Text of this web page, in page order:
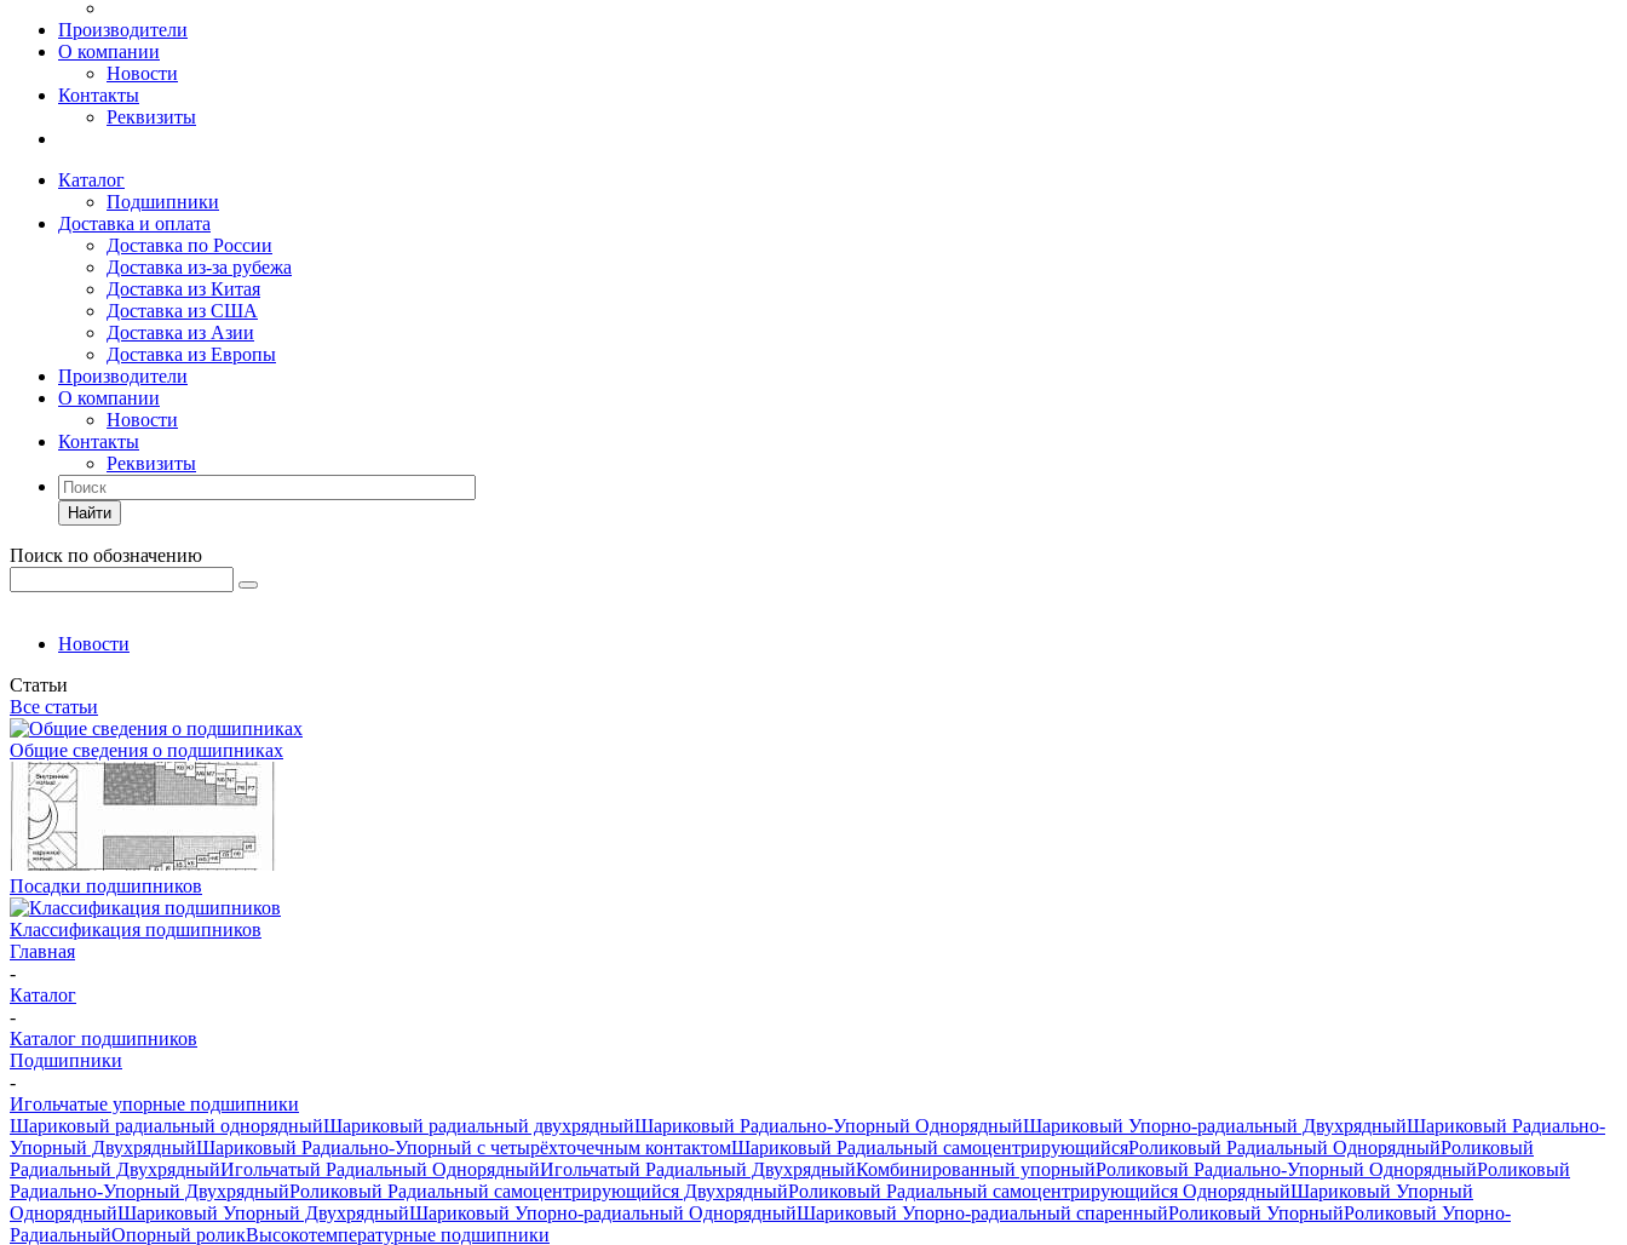
Производители
О компании
Новости
Контакты
Реквизиты
Каталог
Подшипники
Доставка и оплата
Доставка по России
Доставка из-за рубежа
Доставка из Китая
Доставка из США
Доставка из Азии
Доставка из Европы
Производители
О компании
Новости
Контакты
Реквизиты
Найти
Поиск по обозначению
Новости
Статьи
Все статьи
Общие сведения о подшипниках
Посадки подшипников
Классификация подшипников
Главная
-
Каталог
-
Каталог подшипников
Подшипники
-
Игольчатые упорные подшипники
Шариковый радиальный однорядныйШариковый радиальный двухрядныйШариковый Радиально-Упорный ОднорядныйШариковый Упорно-радиальный ДвухрядныйШариковый Радиально-
Упорный ДвухрядныйШариковый Радиально-Упорный с четырёхточечным контактомШариковый Радиальный самоцентрирующийсяРоликовый Радиальный ОднорядныйРоликовый
Радиальный ДвухрядныйИгольчатый Радиальный ОднорядныйИгольчатый Радиальный ДвухрядныйКомбинированный упорныйРоликовый Радиально-Упорный ОднорядныйРоликовый
Радиально-Упорный ДвухрядныйРоликовый Радиальный самоцентрирующийся ДвухрядныйРоликовый Радиальный самоцентрирующийся ОднорядныйШариковый Упорный
ОднорядныйШариковый Упорный ДвухрядныйШариковый Упорно-радиальный ОднорядныйШариковый Упорно-радиальный спаренныйРоликовый УпорныйРоликовый Упорно-
РадиальныйОпорный роликВысокотемпературные подшипники